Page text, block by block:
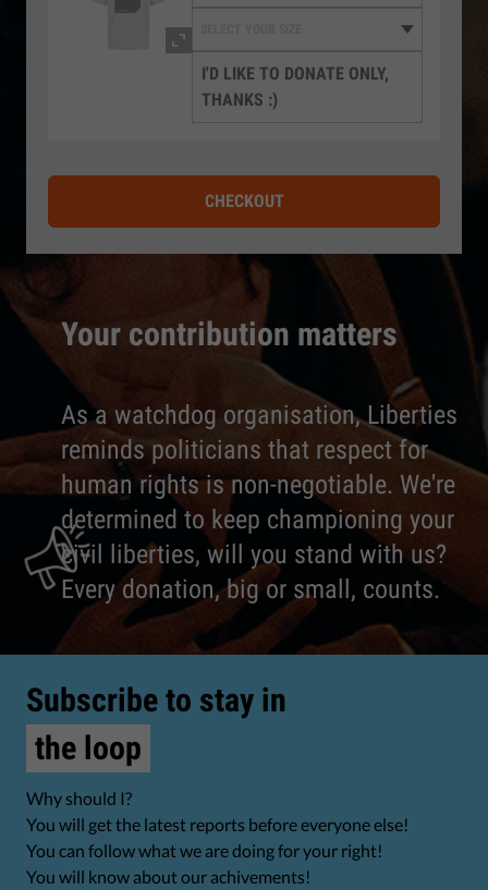
Your contribution matters
As a watchdog organisation, Liberties
reminds politicians that respect for
human rights is non-negotiable. We're
determined to keep championing your
civil liberties, will you stand with us?
Every donation, big or small, counts.
I'D LIKE TO DONATE ONLY,
THANKS :)
CHECKOUT
Subscribe to stay in
the loop
Why should I?
You will get the latest reports before everyone else!
You can follow what we are doing for your right!
You will know about our achivements!